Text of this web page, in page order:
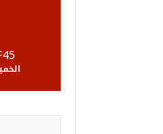
45